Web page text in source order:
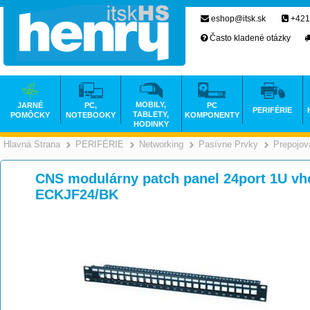
Hlavná Strana >
PERIFÉRIE >
Networking >
Pasívne Prvky
CNS modulárny patch panel 24port 1U
ECKJF24/BK
eshop@itsk.sk
Často kladené otázky
JARNÉ
POMÔCKY
PC,
NOTEBOOKY
MOBILY,
TABLETY,
HODINKY
PC
KOMPONENTY
PERIFÉRIE